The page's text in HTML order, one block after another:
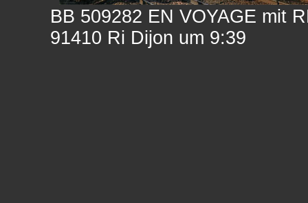
BB 509282 EN VOYAGE mit
91410 Ri Dijon um 9:39